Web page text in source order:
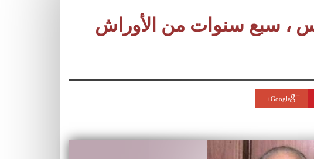
، سبع سنوات من الأوراش
Google+